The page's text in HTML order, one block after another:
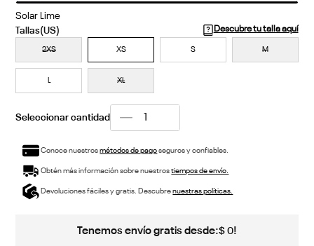
Solar Lime
Descubre tu talla aquí
2XS XS S M
L XL
Conoce nuestrosmétodos de pagoseguros y confiables.
Obtén más información sobre nuestrostiempos de envío.
Devoluciones fáciles y gratis. Descubrenuestras políticas.
Tenemos envío gratis desde:$ 0!